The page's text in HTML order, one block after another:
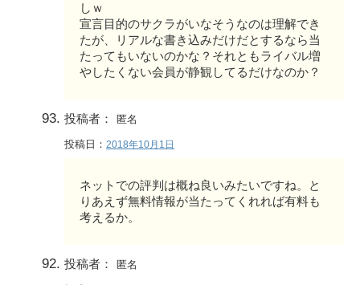
しｗ
宣言目的のサクラがいなそうなのは理解でき
たが、リアルな書き込みだけだとするなら当
たってもいないのかな？それともライバル増
やしたくない会員が静観してるだけなのか？
投稿者： 匿名
投稿日： 2018年10月1日
ネットでの評判は概ね良いみたいですね。と
りあえず無料情報が当たってくれれば有料も
考えるか。
投稿者： 匿名